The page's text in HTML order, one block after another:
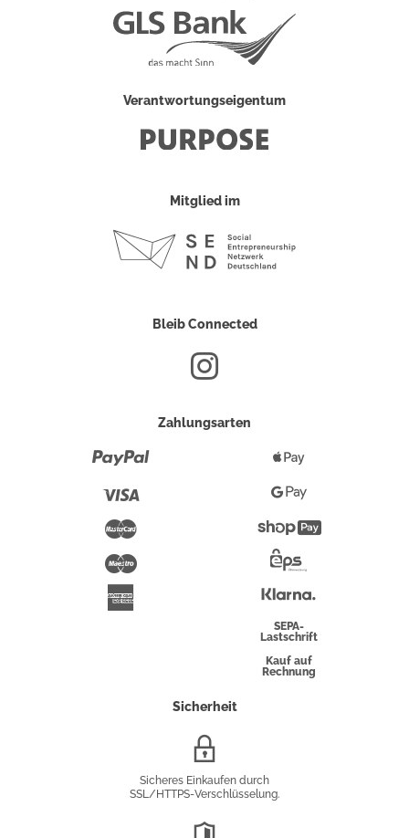
Verantwortungseigentum
Mitglied im
Bleib Connected
Zahlungsarten
Maestro
Pay
Google
Pay
Überweisung
SEPA-
Lastschrift
Kauf auf
Rechnung
Sicherheit
Sicheres Einkaufen durch
SSL/HTTPS-Verschlüsselung.